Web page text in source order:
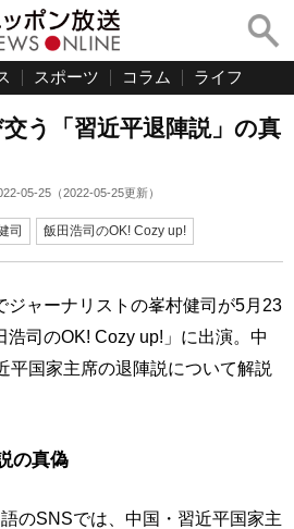
スポーツ コラム ライフ
う「習近平退陣説」の真
05-25 （2022-05-25更新）
司 飯田浩司のOK! Cozy up!
ジャーナリストの峯村健司が5月23
浩司のOK! Cozy up!」に出演。中
平国家主席の退陣説について解説
の真偽
のSNSでは、中国・習近平国家主